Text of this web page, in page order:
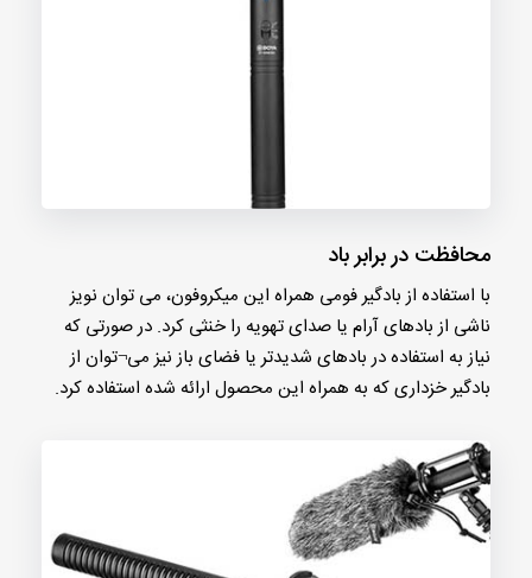
محافظت در برابر باد
با استفاده از بادگیر فومی همراه این میکروفون، می توان نویز
ناشی از بادهای آرام یا صدای تهویه را خنثی کرد. در صورتی که
نیاز به استفاده در بادهای شدیدتر یا فضای باز نیز می¬توان از
بادگیر خزداری که به همراه این محصول ارائه شده استفاده کرد.